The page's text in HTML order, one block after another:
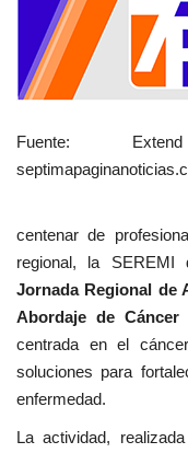
Fuente:
Con la
centenar de
regional, la
Jornada Regional de
Abordaje de Cáncer
centrada en el
soluciones para
enfermedad.
La actividad,